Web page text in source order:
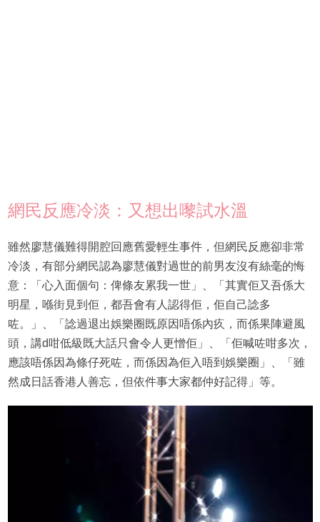
網民反應冷淡：又想出嚟試水溫
雖然廖慧儀難得開腔回應舊愛輕生事件，但網民反應卻非常
冷淡，有部分網民認為廖慧儀對過世的前男友沒有絲毫的悔
意：「心入面個句：俾條友累我一世」、「其實佢又吾係大
明星，喺街見到佢，都吾會有人認得佢，佢自己諗多
咗。」、「諗過退出娛樂圈既原因唔係內疚，而係果陣避風
頭，講d咁低級既大話只會令人更憎佢」、「佢喊咗咁多次，
應該唔係因為條仔死咗，而係因為佢入唔到娛樂圈」、「雖
然成日話香港人善忘，但依件事大家都仲好記得」等。